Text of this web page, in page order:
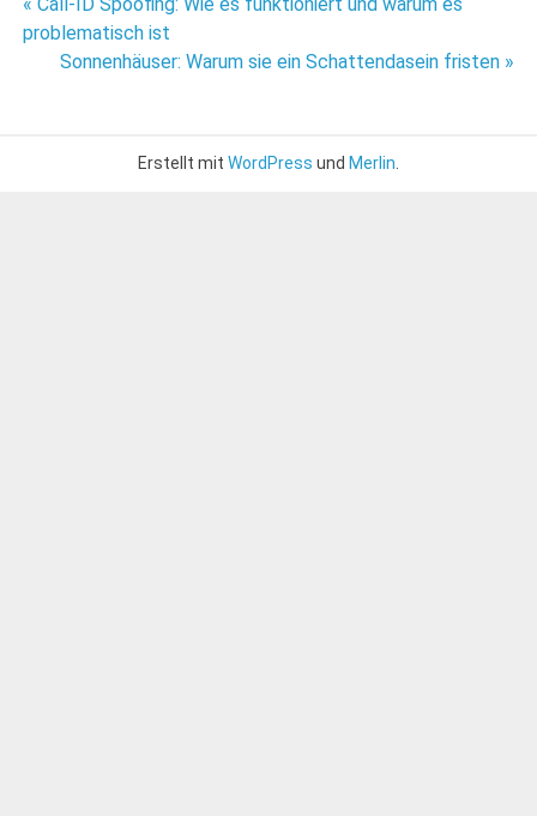
Beitragsnavigation
problematisch ist
Sonnenhäuser: Warum sie ein Schattendasein fristen »
Erstellt mit WordPress und Merlin.